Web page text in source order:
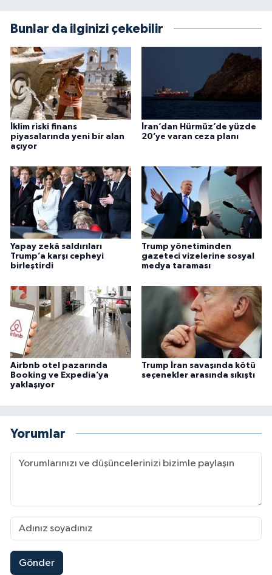
Bunlar da ilginizi çekebilir
İklim riski finans
piyasalarında yeni bir alan
açıyor
İran’dan Hürmüz’de yüzde
20’ye varan ceza planı
Yapay zekâ saldırıları
Trump’a karşı cepheyi
birleştirdi
Trump yönetiminden
gazeteci vizelerine sosyal
medya taraması
Airbnb otel pazarında
Booking ve Expedia’ya
yaklaşıyor
Trump İran savaşında kötü
seçenekler arasında sıkıştı
Yorumlar
Gönder